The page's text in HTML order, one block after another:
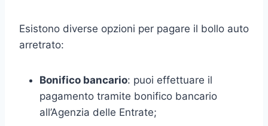
Esistono diverse opzioni per pagare il bollo auto
arretrato:
Bonifico bancario: puoi effettuare il
pagamento tramite bonifico bancario
all’Agenzia delle Entrate;